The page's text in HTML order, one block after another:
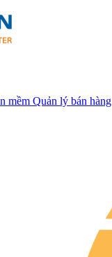
mềm Quản lý bán hàng